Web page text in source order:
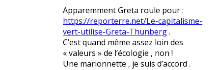
Apparemment Greta roule pour :
https://reporterre.net/Le-capitalisme-
vert-utilise-Greta-Thunberg.
C’est quand même assez loin des
« valeurs » de l’écologie , non !
Une marionnette , je suis d’accord .